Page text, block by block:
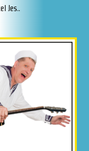
Jes..